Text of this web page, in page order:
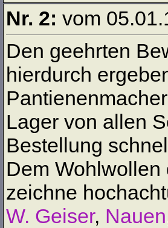
Nr. 2: vom
Den geehrten
hierdurch
Lager von allen
Bestellung
Dem
zeichne
W. Geiser, Nauen